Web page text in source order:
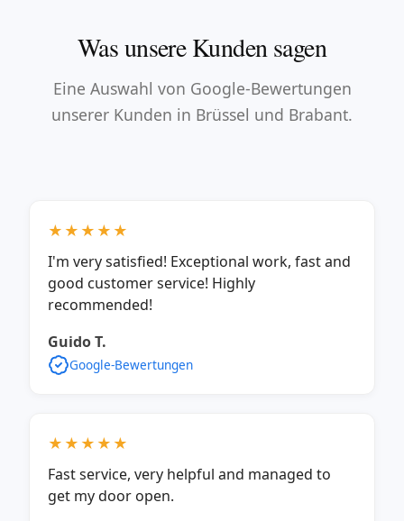
Was unsere Kunden sagen
Eine Auswahl von Google-Bewertungen
unserer Kunden in Brüssel und Brabant.
★★★★★
I'm very satisfied! Exceptional work, fast and
good customer service! Highly
recommended!
Guido T.
Google-Bewertungen
★★★★★
Fast service, very helpful and managed to
get my door open.